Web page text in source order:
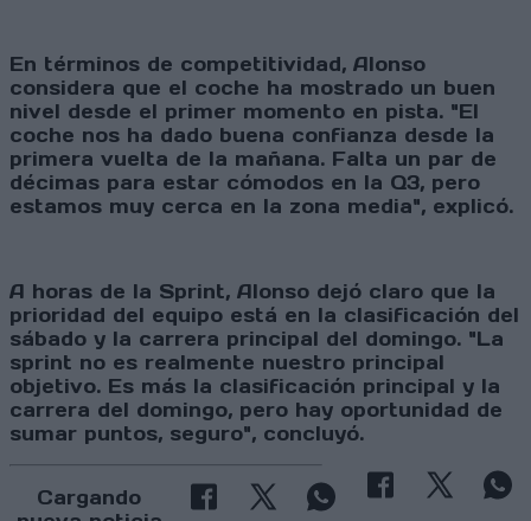
En términos de competitividad, Alonso
considera que el coche ha mostrado un buen
nivel desde el primer momento en pista. "El
coche nos ha dado buena confianza desde la
primera vuelta de la mañana. Falta un par de
décimas para estar cómodos en la Q3, pero
estamos muy cerca en la zona media", explicó.
A horas de la Sprint, Alonso dejó claro que la
prioridad del equipo está en la clasificación del
sábado y la carrera principal del domingo. "La
sprint no es realmente nuestro principal
objetivo. Es más la clasificación principal y la
carrera del domingo, pero hay oportunidad de
sumar puntos, seguro", concluyó.
Cargando